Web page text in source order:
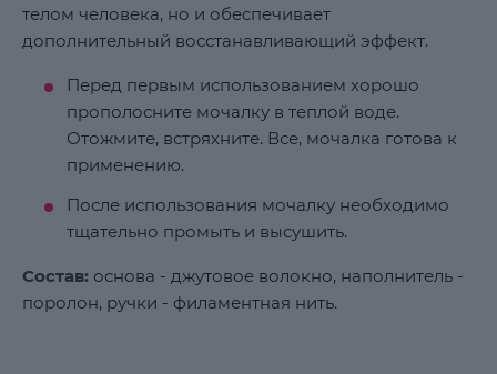
телом человека, но и обеспечивает
дополнительный восстанавливающий эффект.
Перед первым использованием хорошо
прополосните мочалку в теплой воде.
Отожмите, встряхните. Все, мочалка готова к
применению.
После использования мочалку необходимо
тщательно промыть и высушить.
Состав: основа - джутовое волокно, наполнитель -
поролон, ручки - филаментная нить.